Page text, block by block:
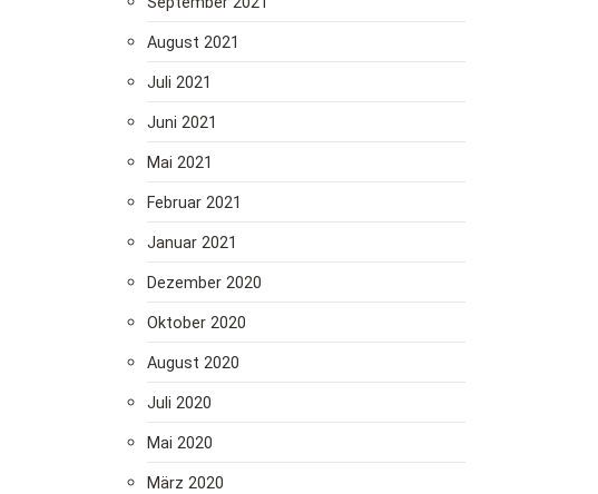
August 2021
Juli 2021
Juni 2021
Mai 2021
Februar 2021
Januar 2021
Dezember 2020
Oktober 2020
August 2020
Juli 2020
Mai 2020
März 2020